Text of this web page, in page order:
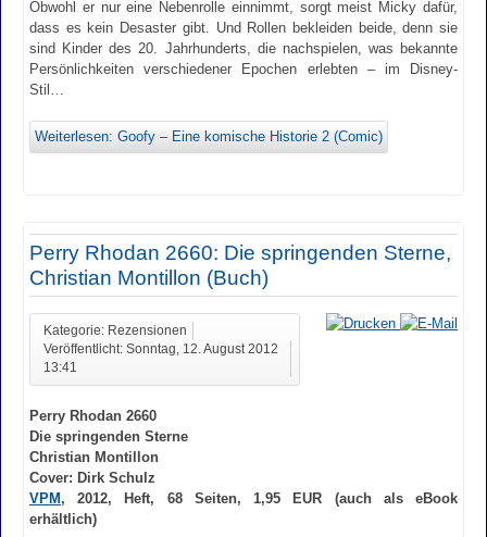
Obwohl er nur eine Nebenrolle einnimmt, sorgt meist Micky dafür,
dass es kein Desaster gibt. Und Rollen bekleiden beide, denn sie
sind Kinder des 20. Jahrhunderts, die nachspielen, was bekannte
Persönlichkeiten verschiedener Epochen erlebten – im Disney-
Stil…
Weiterlesen: Goofy – Eine komische Historie 2 (Comic)
Perry Rhodan 2660: Die springenden Sterne,
Christian Montillon (Buch)
Kategorie: Rezensionen
Veröffentlicht: Sonntag, 12. August 2012
13:41
Perry Rhodan 2660
Die springenden Sterne
Christian Montillon
Cover: Dirk Schulz
VPM, 2012, Heft, 68 Seiten, 1,95 EUR (auch als eBook
erhältlich)